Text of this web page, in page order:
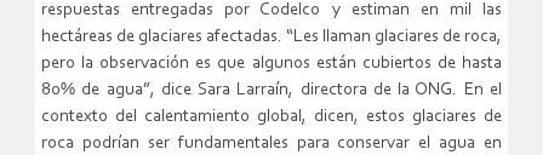
respuestas entregadas por Codelco y estiman en mil las
hectáreas de glaciares afectadas. “Les llaman glaciares de roca,
pero la observación es que algunos están cubiertos de hasta
80% de agua”, dice Sara Larraín, directora de la ONG. En el
contexto del calentamiento global, dicen, estos glaciares de
roca podrían ser fundamentales para conservar el agua en